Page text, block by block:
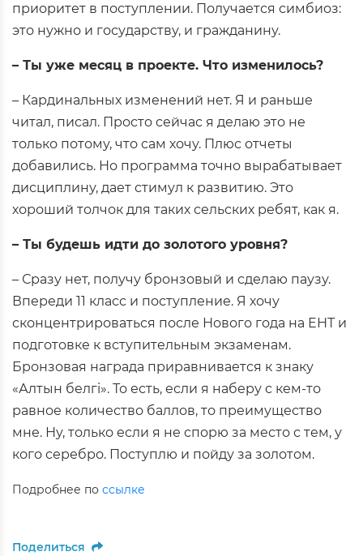
приоритет в поступлении. Получается симбиоз:
это нужно и государству, и гражданину.
– Ты уже месяц в проекте. Что изменилось?
– Кардинальных изменений нет. Я и раньше
читал, писал. Просто сейчас я делаю это не
только потому, что сам хочу. Плюс отчеты
добавились. Но программа точно вырабатывает
дисциплину, дает стимул к развитию. Это
хороший толчок для таких сельских ребят, как я.
– Ты будешь идти до золотого уровня?
– Сразу нет, получу бронзовый и сделаю паузу.
Впереди 11 класс и поступление. Я хочу
сконцентрироваться после Нового года на ЕНТ и
подготовке к вступительным экзаменам.
Бронзовая награда приравнивается к знаку
«Алтын белгi». То есть, если я наберу с кем-то
равное количество баллов, то преимущество
мне. Ну, только если я не спорю за место с тем, у
кого серебро. Поступлю и пойду за золотом.
Подробнее по ссылке
Поделиться